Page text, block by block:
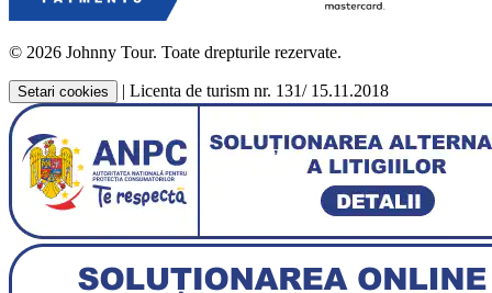
© 2026 Johnny Tour. Toate drepturile rezervate.
Setari cookies | Licenta de turism nr. 131/ 15.11.2018